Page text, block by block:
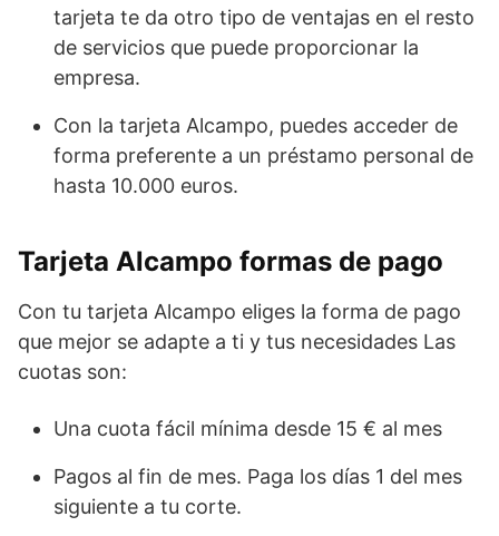
tarjeta te da otro tipo de ventajas en el resto
de servicios que puede proporcionar la
empresa.
Con la tarjeta Alcampo, puedes acceder de
forma preferente a un préstamo personal de
hasta 10.000 euros.
Tarjeta Alcampo formas de pago
Con tu tarjeta Alcampo eliges la forma de pago
que mejor se adapte a ti y tus necesidades Las
cuotas son:
Una cuota fácil mínima desde 15 € al mes
Pagos al fin de mes. Paga los días 1 del mes
siguiente a tu corte.